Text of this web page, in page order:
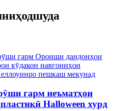
гарм неъматҳои
Halloween хурд